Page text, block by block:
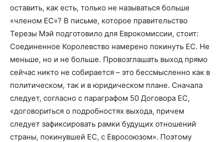
оставить, как есть, только не называться больше
«членом ЕС»? В письме, которое правительство
Терезы Мэй подготовило для Еврокомиссии, стоит:
Соединенное Королевство намерено покинуть ЕС. Не
меньше, но и не больше. Провозглашать выход прямо
сейчас никто не собирается – это бессмысленно как в
политическом, так и в юридическом плане. Сначала
следует, согласно с параграфом 50 Договора ЕС,
«договориться о подробностях выхода, причем
следует зафиксировать рамки будущих отношений
страны, покинувшей ЕС, с Евросоюзом». Поэтому